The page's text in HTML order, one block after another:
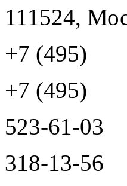
111524,
+7 (495)
+7 (495)
523-61-03
318-13-56